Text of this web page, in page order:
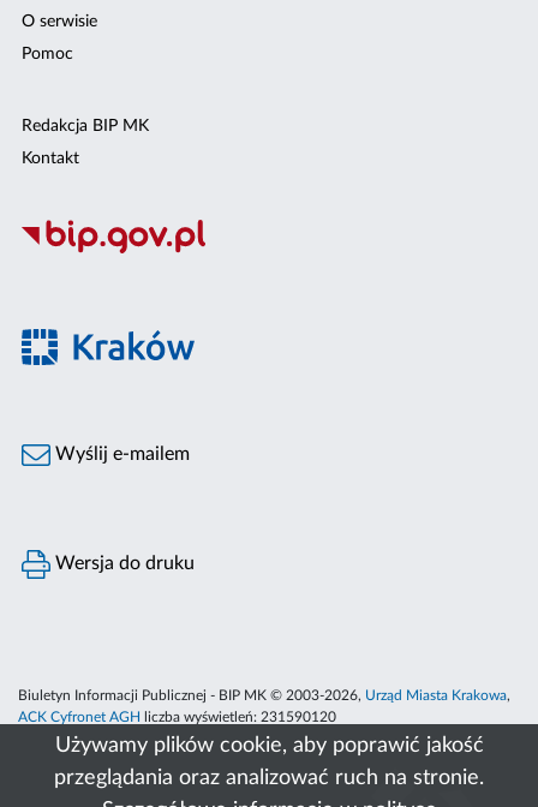
Używamy plików cookie, aby poprawić jakość
przeglądania oraz analizować ruch na stronie.
O serwisie
Pomoc
Redakcja BIP MK
Kontakt
Wyślij e-mailem
Wersja do druku
Biuletyn Informacji Publicznej - BIP MK © 2003-2026, Urząd Miasta Krakowa,
ACK Cyfronet AGH
liczba wyświetleń: 231590120